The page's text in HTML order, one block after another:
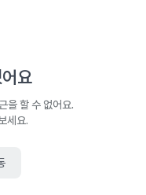
요
을 할 수 없어요.
세요.